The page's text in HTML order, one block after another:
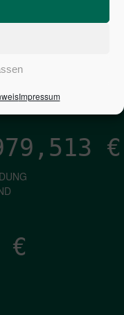
Impressum
€
€